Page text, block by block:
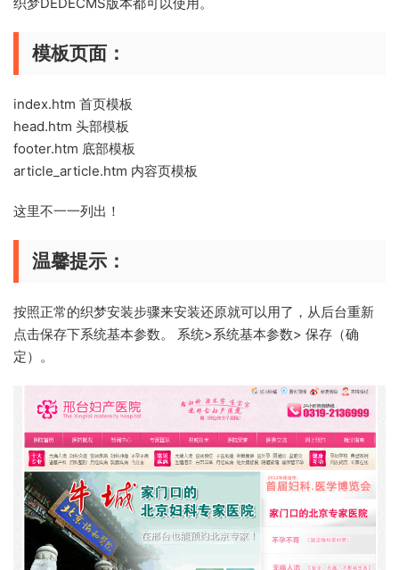
模板页面：
index.htm 首页模板
head.htm 头部模板
footer.htm 底部模板
article_article.htm 内容页模板
这里不一一列出！
温馨提示：
按照正常的织梦安装步骤来安装还原就可以用了，从后台重新
点击保存下系统基本参数。 系统>系统基本参数> 保存（确
定）。